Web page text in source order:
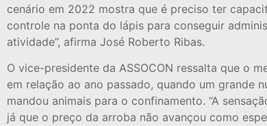
cenário em 2022 mostra que é preciso ter
controle na ponta do lápis para conseguir
atividade”, afirma José Roberto Ribas.
O vice-presidente da ASSOCON ressalta que o
em relação ao ano passado, quando um grande
mandou animais para o confinamento. “A
já que o preço da arroba não avançou como